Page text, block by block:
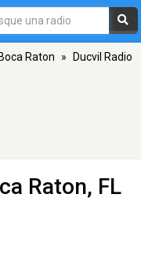
Boca Raton » Ducvil Radio
Raton, FL